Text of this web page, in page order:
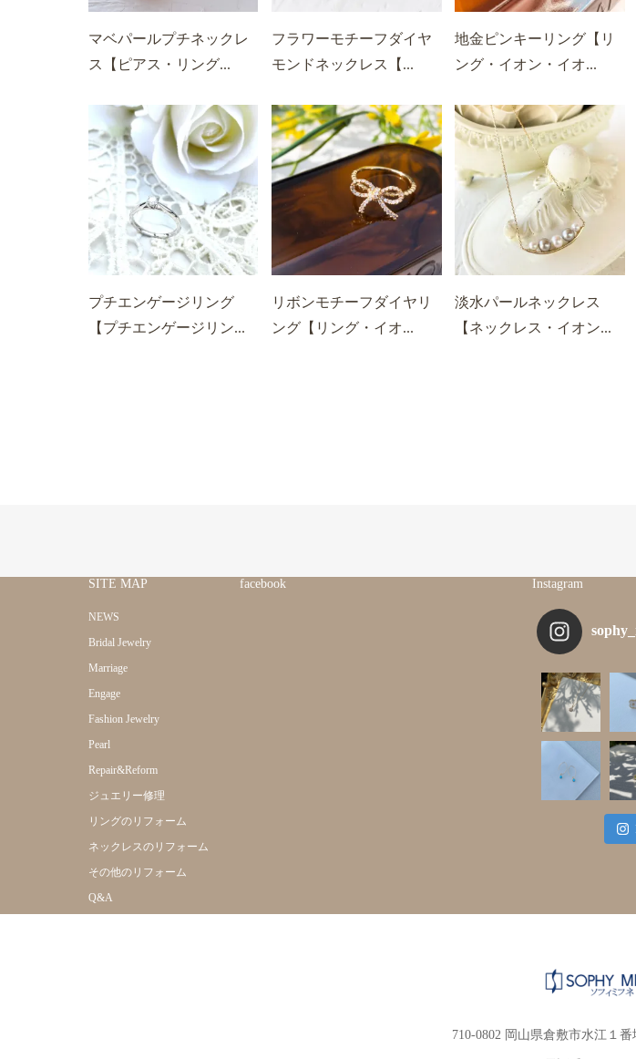
マベパールプチネックレ
ス【ピアス・リング...
フラワーモチーフダイヤ
モンドネックレス【...
地金ピンキーリング【リ
ング・イオン・イオ...
プチエンゲージリング
【プチエンゲージリン...
リボンモチーフダイヤリ
ング【リング・イオ...
淡水パールネックレス
【ネックレス・イオン...
SITE MAP
NEWS
Bridal Jewelry
Marriage
Engage
Fashion Jewelry
Pearl
Repair&Reform
ジュエリー修理
リングのリフォーム
ネックレスのリフォーム
その他のリフォーム
Q&A
facebook Instagram
710-0802 岡山県倉敷市水江１